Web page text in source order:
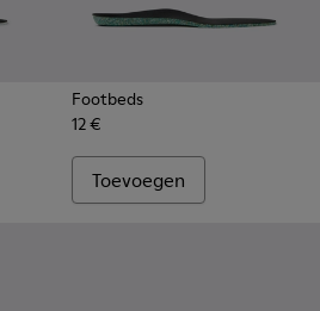
Footbeds
12 €
Toevoegen